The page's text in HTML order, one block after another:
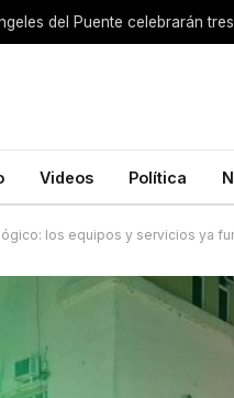
del Puente celebrarán
Videos Política
los equipos y servicios ya